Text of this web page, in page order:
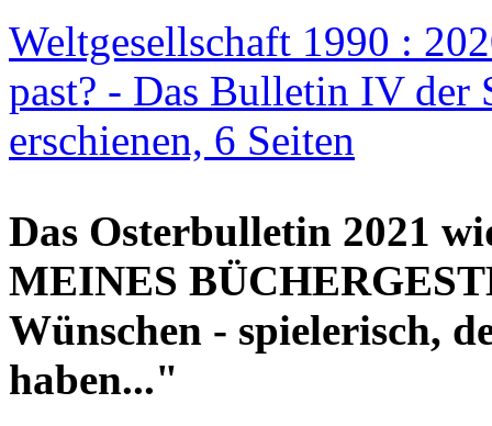
Weltgesellschaft 1990 :
past? - Das Bulletin IV der
erschienen, 6 Seiten
Das Osterbulletin 2021
MEINES
Wünschen - spielerisch,
haben..."